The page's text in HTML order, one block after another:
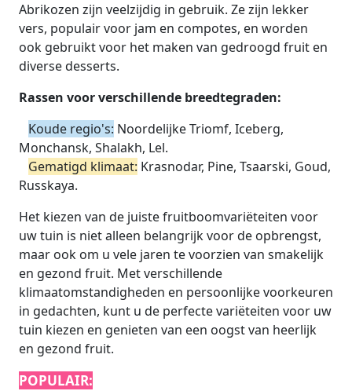
Abrikozen zijn veelzijdig in gebruik. Ze zijn lekker
vers, populair voor jam en compotes, en worden
ook gebruikt voor het maken van gedroogd fruit en
diverse desserts.
Rassen voor verschillende breedtegraden:
Koude regio's: Noordelijke Triomf, Iceberg,
Monchansk, Shalakh, Lel.
Gematigd klimaat: Krasnodar, Pine, Tsaarski, Goud,
Russkaya.
Het kiezen van de juiste fruitboomvariëteiten voor
uw tuin is niet alleen belangrijk voor de opbrengst,
maar ook om u vele jaren te voorzien van smakelijk
en gezond fruit. Met verschillende
klimaatomstandigheden en persoonlijke voorkeuren
in gedachten, kunt u de perfecte variëteiten voor uw
tuin kiezen en genieten van een oogst van heerlijk
en gezond fruit.
POPULAIR: